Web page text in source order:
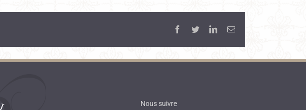
Facebook
TwitterLinkedInEmail
Nous suivre